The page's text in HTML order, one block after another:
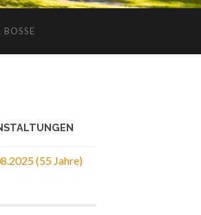
(55 Jahre)